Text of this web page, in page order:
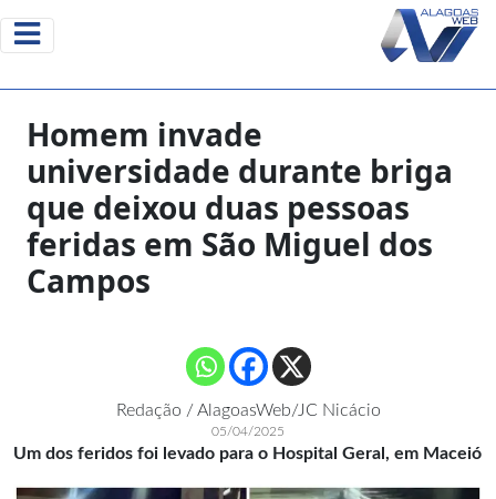
Homem invade
universidade durante briga
que deixou duas pessoas
feridas em São Miguel dos
Campos
Redação / AlagoasWeb/JC Nicácio
05/04/2025
Um dos feridos foi levado para o Hospital Geral, em Maceió